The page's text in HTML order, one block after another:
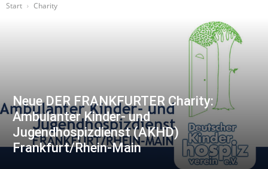
Start
Charity
Neue DER FRANKFURTER Charity:
Ambulanter Kinder- und
Jugendhospizdienst (AKHD)
Frankfurt/Rhein-Main